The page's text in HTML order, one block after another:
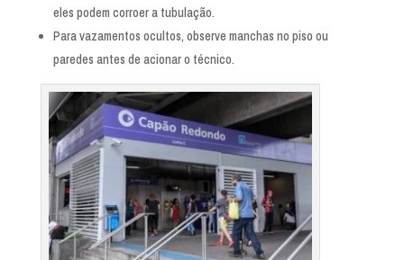
eles podem corroer a tubulação.
Para vazamentos ocultos, observe manchas no piso ou
paredes antes de acionar o técnico.